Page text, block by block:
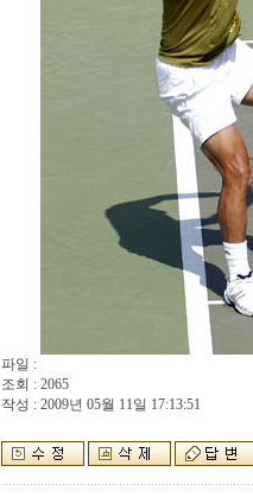
파일 :
조회 : 2065
작성 : 2009년 05월 11일 17:13:51